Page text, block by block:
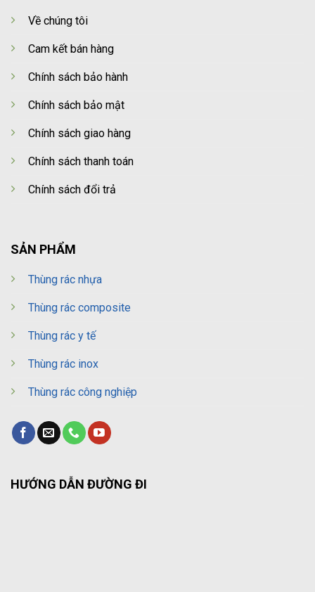
Về chúng tôi
Cam kết bán hàng
Chính sách bảo hành
Chính sách bảo mật
Chính sách giao hàng
Chính sách thanh toán
Chính sách đổi trả
SẢN PHẨM
Thùng rác nhựa
Thùng rác composite
Thùng rác y tế
Thùng rác inox
Thùng rác công nghiệp
HƯỚNG DẪN ĐƯỜNG ĐI